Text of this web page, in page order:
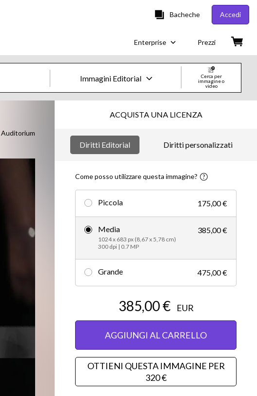
Bacheche Accedi
Enterprise Prezzi
Immagini Editorial
Immagini
Creative
Video
Creative
Editorial
Cerca per
immagine o
video
Auditorium
ACQUISTA UNA LICENZA
Diritti Editorial Diritti personalizzati
Come posso utilizzare questa immagine?
Piccola 175,00 €
Media
1024 x 683 px (8,67 x 5,78 cm)
300 dpi | 0.7 MP
385,00 €
Grande 475,00 €
385,00 € EUR
AGGIUNGI AL CARRELLO
OTTIENI QUESTA IMMAGINE PER
320 €